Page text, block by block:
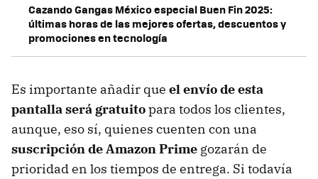
Cazando Gangas México especial Buen Fin 2025:
últimas horas de las mejores ofertas, descuentos y
promociones en tecnología
Es importante añadir que el envío de esta
pantalla será gratuitopara todos los clientes,
aunque, eso sí, quienes cuenten con una
suscripción de Amazon Prime gozarán de
prioridad en los tiempos de entrega. Si todavía